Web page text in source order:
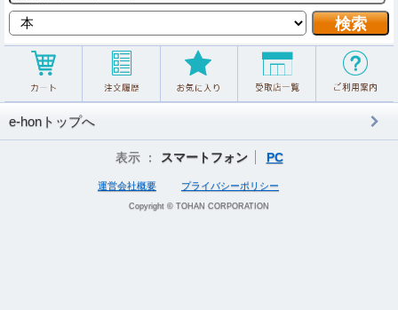
e-honトップへ
表示 ： スマートフォン PC
運営会社概要 プライバシーポリシー
Copyright © TOHAN CORPORATION